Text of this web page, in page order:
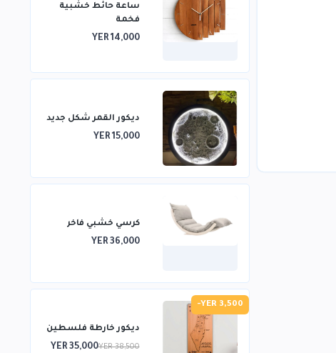
ساعة حائط خشبية
فخمة
YER 14,000
ديكور القمر شكل جديد
YER 15,000
كرسي خشبي فاخر
YER 36,000
-YER 3,500
ديكور خارطة فلسطين
YER 38,500
YER 35,000